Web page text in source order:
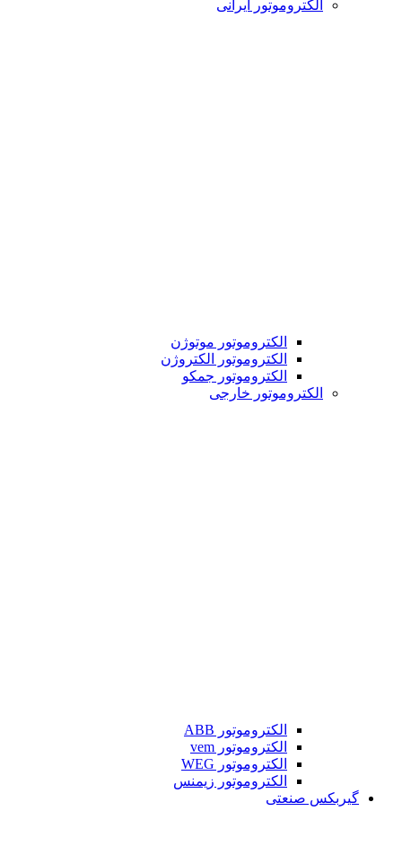
الکتروموتور ایرانی
الکتروموتور موتوژن
الکتروموتور الکتروژن
الکتروموتور جمکو
الکتروموتور خارجی
الکتروموتور ABB
الکتروموتور vem
الکتروموتور WEG
الکتروموتور زیمنس
گیربکس صنعتی